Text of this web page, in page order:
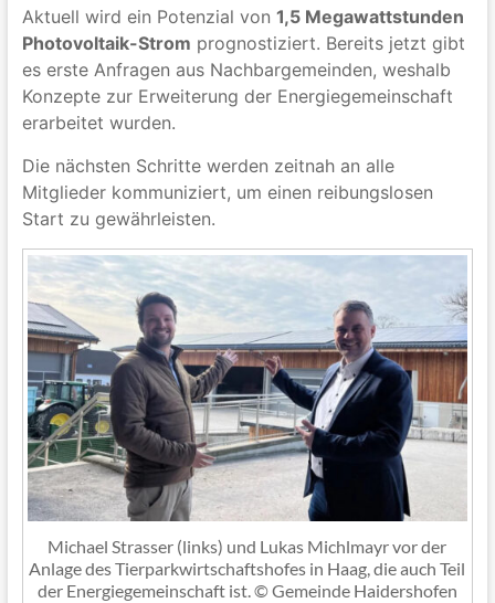
Aktuell wird ein Potenzial von 1,5 Megawattstunden
Photovoltaik-Strom prognostiziert. Bereits jetzt gibt
es erste Anfragen aus Nachbargemeinden, weshalb
Konzepte zur Erweiterung der Energiegemeinschaft
erarbeitet wurden.
Die nächsten Schritte werden zeitnah an alle
Mitglieder kommuniziert, um einen reibungslosen
Start zu gewährleisten.
Michael Strasser (links) und Lukas Michlmayr vor der
Anlage des Tierparkwirtschaftshofes in Haag, die auch Teil
der Energiegemeinschaft ist. © Gemeinde Haidershofen